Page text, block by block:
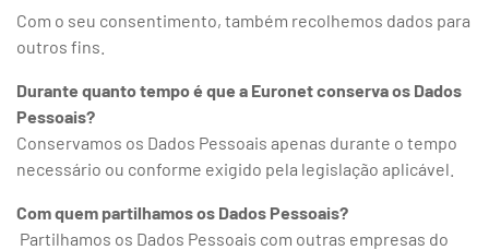
Com o seu consentimento, também recolhemos dados para
outros fins.
Durante quanto tempo é que a Euronet conserva os Dados
Pessoais?
Conservamos os Dados Pessoais apenas durante o tempo
necessário ou conforme exigido pela legislação aplicável.
Com quem partilhamos os Dados Pessoais?
Partilhamos os Dados Pessoais com outras empresas do